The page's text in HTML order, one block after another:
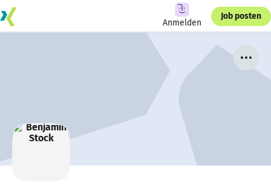
Anmelden
Job posten